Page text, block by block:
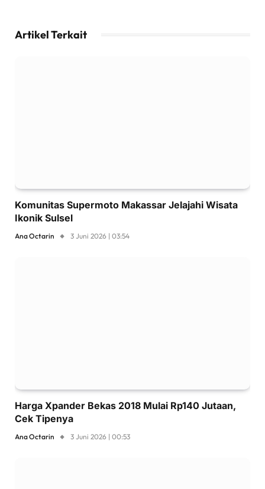
Artikel Terkait
Komunitas Supermoto Makassar Jelajahi Wisata
Ikonik Sulsel
Ana Octarin 3 Juni 2026 | 03:54
Harga Xpander Bekas 2018 Mulai Rp140 Jutaan,
Cek Tipenya
Ana Octarin 3 Juni 2026 | 00:53